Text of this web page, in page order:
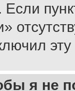
Если
я не